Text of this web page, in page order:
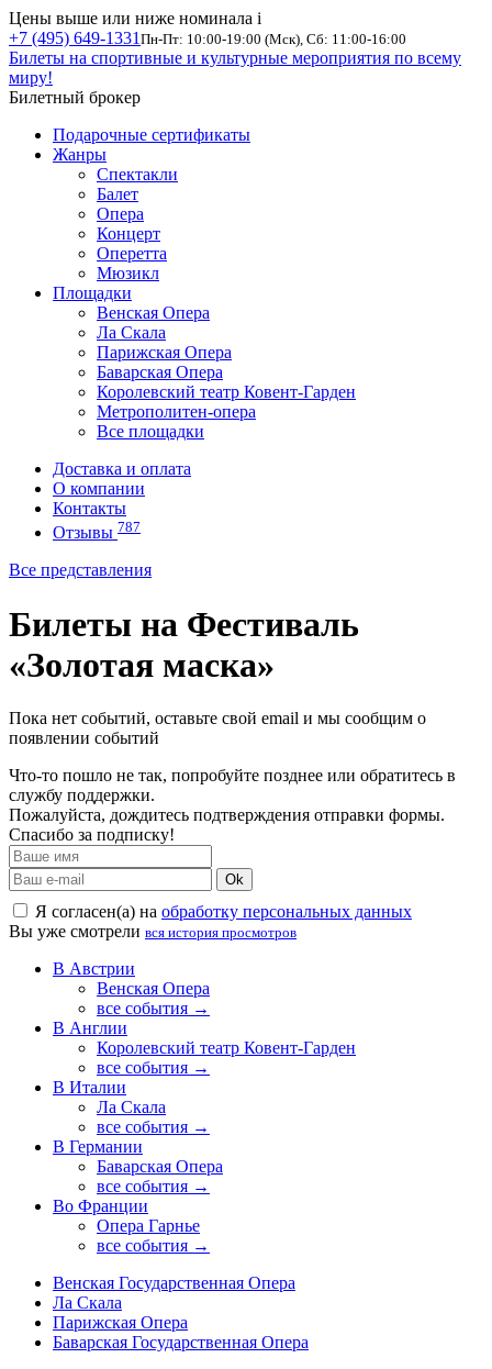
Цены выше или ниже номинала i
+7 (495) 649-1331 Пн-Пт: 10:00-19:00 (Мск), Сб: 11:00-16:00
Билеты на спортивные и культурные мероприятия по всему
миру!
Билетный брокер
Подарочные сертификаты
Жанры
Спектакли
Балет
Опера
Концерт
Оперетта
Мюзикл
Площадки
Венская Опера
Ла Скала
Парижская Опера
Баварская Опера
Королевский театр Ковент-Гарден
Метрополитен-опера
Все площадки
Доставка и оплата
О компании
Контакты
Отзывы 787
Все представления
Билеты на Фестиваль
«Золотая маска»
Пока нет событий, оставьте свой email и мы сообщим о
появлении событий
Что-то пошло не так, попробуйте позднее или обратитесь в
службу поддержки.
Пожалуйста, дождитесь подтверждения отправки формы.
Спасибо за подписку!
Ok
Я согласен(а) на обработку персональных данных
Вы уже смотрели вся история просмотров
В Австрии
Венская Опера
все события →
В Англии
Королевский театр Ковент-Гарден
все события →
В Италии
Ла Скала
все события →
В Германии
Баварская Опера
все события →
Во Франции
Опера Гарнье
все события →
Венская Государственная Опера
Ла Скала
Парижская Опера
Баварская Государственная Опера